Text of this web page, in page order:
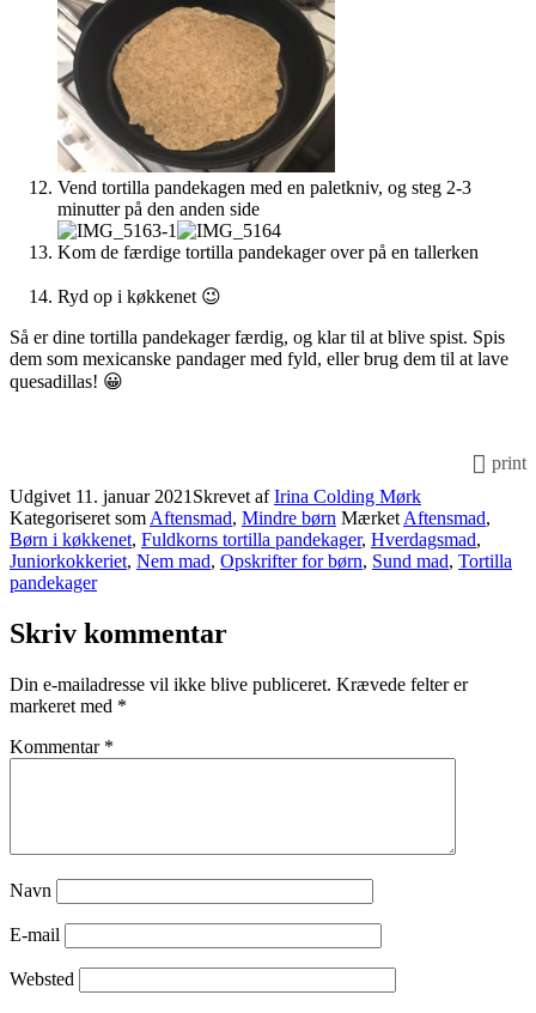
Vend tortilla pandekagen med en paletkniv, og steg 2-3
minutter på den anden side
Kom de færdige tortilla pandekager over på en tallerken
Ryd op i køkkenet 😉
Så er dine tortilla pandekager færdig, og klar til at blive spist. Spis
dem som mexicanske pandager med fyld, eller brug dem til at lave
quesadillas! 😀
print
Udgivet 11. januar 2021 Skrevet afIrina Colding Mørk
Kategoriseret som Aftensmad, Mindre børn Mærket Aftensmad,
Børn i køkkenet, Fuldkorns tortilla pandekager, Hverdagsmad,
Juniorkokkeriet, Nem mad, Opskrifter for børn, Sund mad, Tortilla
pandekager
Skriv kommentar
Din e-mailadresse vil ikke blive publiceret. Krævede felter er
markeret med *
Kommentar *
Navn
E-mail
Websted